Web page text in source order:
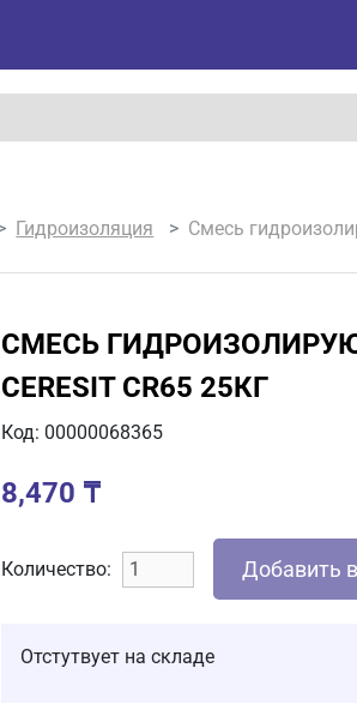
Гидроизоляция Смесь
СМЕСЬ
CERESIT СR65 25КГ
Код: 00000068365
8,470 ₸
Количество: Добавить
Отстутвует на складе